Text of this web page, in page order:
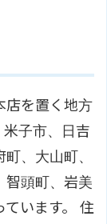
店を置く地方
子市、日吉
、大山町、
智頭町、岩美
います。 住